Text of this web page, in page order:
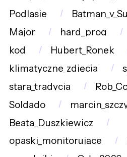
Podlasie
Major
hard_prog
kod
Hubert_Ronek
klimatyczne_zdjęcia
stara_tradycja
Soldado
Beata_Duszkiewicz
opaski_monitorujące